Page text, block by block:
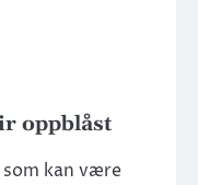
oppblåst
kan være